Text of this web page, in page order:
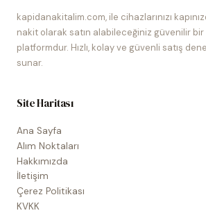
kapidanakitalim.com, ile cihazlarınızı
nakit olarak satın alabileceğiniz güvenilir bir
platformdur. Hızlı, kolay ve güvenli satış
sunar.
Site Haritası
Ana Sayfa
Alım Noktaları
Hakkımızda
İletişim
Çerez Politikası
KVKK